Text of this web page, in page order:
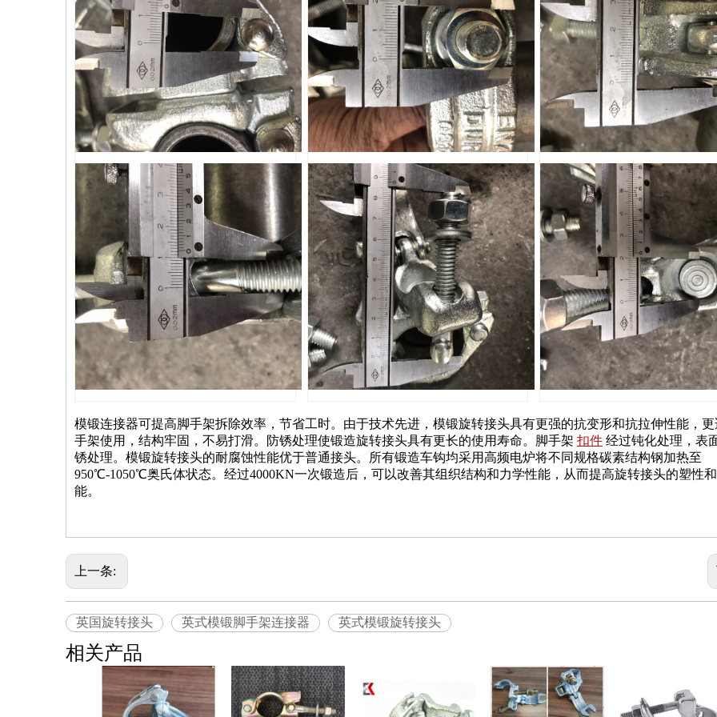
模锻连接器可提高脚手架拆除效率，节省工时。由于技术先进，模锻旋转接头具有更强的抗变形和抗拉伸性能，
手架使用，结构牢固，不易打滑。防锈处理使锻造旋转接头具有更长的使用寿命。脚手架 扣件 经过钝化处理，表
锈处理。模锻旋转接头的耐腐蚀性能优于普通接头。所有锻造车钩均采用高频电炉将不同规格碳素结构钢加热至
950℃-1050℃奥氏体状态。经过4000KN一次锻造后，可以改善其组织结构和力学性能，从而提高旋转接头的塑性
能。
上一条:
英国旋转接头 英式模锻脚手架连接器 英式模锻旋转接头
相关产品